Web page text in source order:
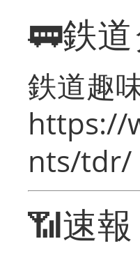
🚃鉄
鉄道趣
https://
nts/tdr/
📶速